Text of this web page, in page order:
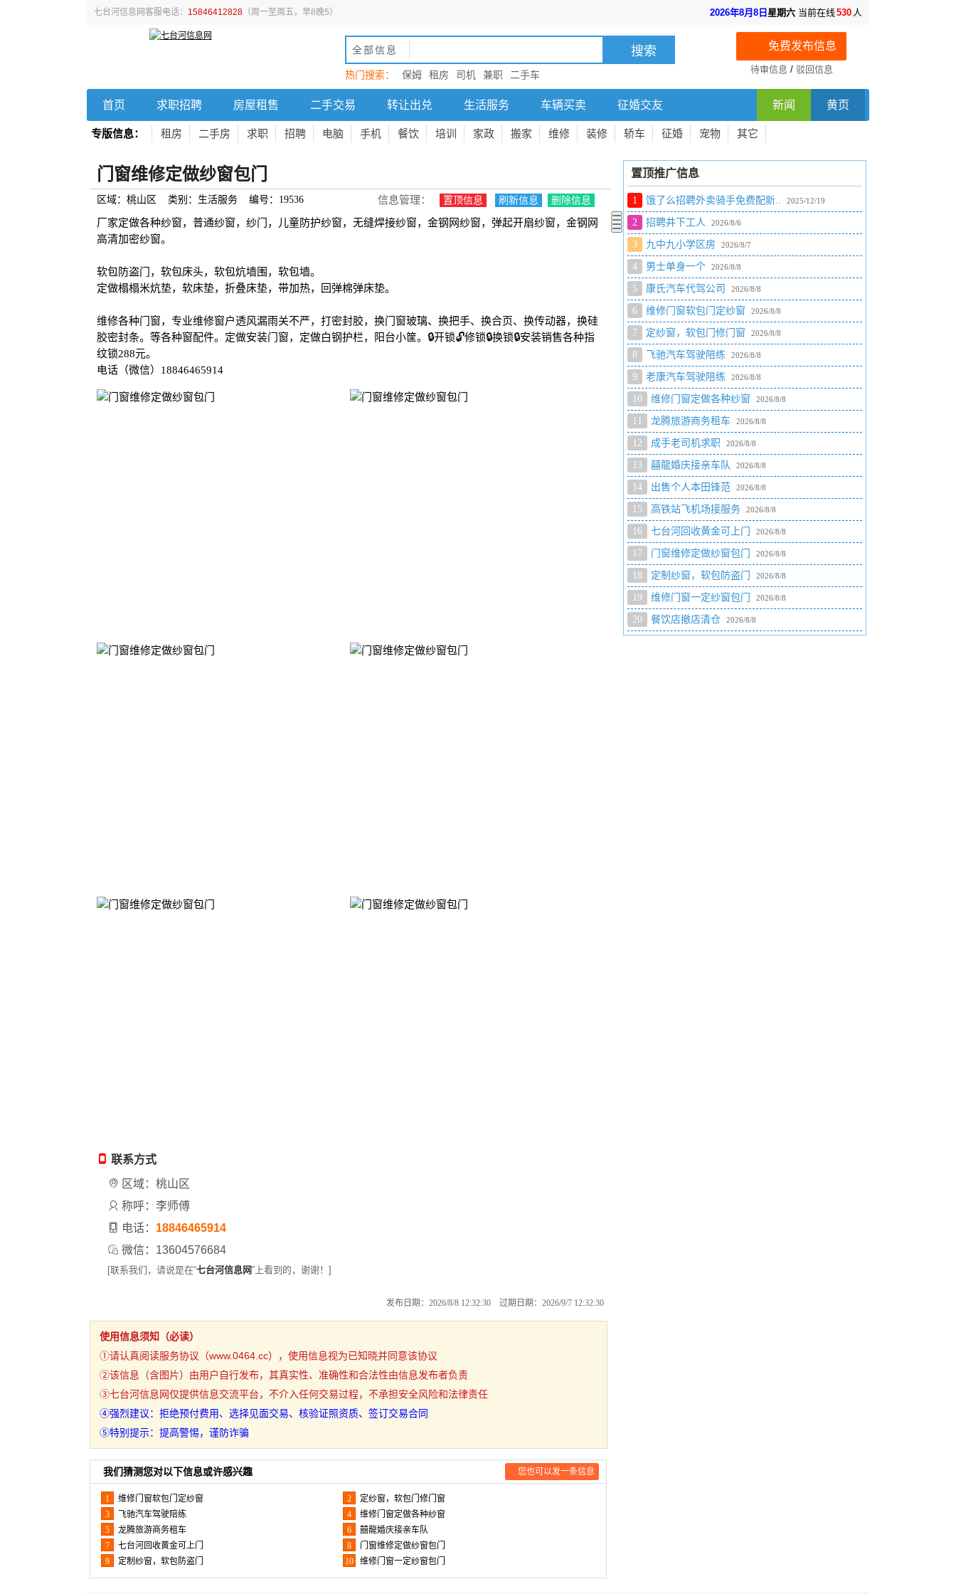
七台河信息网客服电话： 15846412828 （周一至周五，早8晚5） 2026年8月8日 星期六 当前在线530 人
全部信息
热门搜索： 保姆 租房 司机 兼职 二手车
免费发布信息
待审信息 / 驳回信息
首页 求职招聘 房屋租售 二手交易 转让出兑 生活服务 车辆买卖 征婚交友 黄页
新闻
专版信息： 租房 二手房 求职 招聘 电脑 手机 餐饮 培训 家政 搬家 维修 装修 轿车 征婚 宠物 其它
门窗维修定做纱窗包门
区域：桃山区 类别：生活服务 编号：19536 信息管理： 置顶信息 刷新信息 删除信息
厂家定做各种纱窗，普通纱窗，纱门，儿童防护纱窗，无缝焊接纱窗，金钢网纱窗，弹起开扇纱窗，金钢网
高清加密纱窗。
软包防盗门，软包床头，软包炕墙围，软包墙。
定做榻榻米炕垫，软床垫，折叠床垫，带加热，回弹棉弹床垫。
维修各种门窗，专业维修窗户透风漏雨关不严，打密封胶，换门窗玻璃、换把手、换合页、换传动器，换硅
胶密封条。等各种窗配件。定做安装门窗，定做白钢护栏，阳台小筐。🔒开锁🔓修锁🔒换锁🔒安装销售各种指
纹锁288元。
电话（微信）18846465914
联系方式
区域：桃山区
称呼：李师傅
电话： 18846465914
微信：13604576684
[联系我们，请说是在“七台河信息网”上看到的，谢谢！]
发布日期：2026/8/8 12:32:30 过期日期：2026/9/7 12:32:30
使用信息须知（必读）
①请认真阅读服务协议（www.0464.cc），使用信息视为已知晓并同意该协议
②该信息（含图片）由用户自行发布，其真实性、准确性和合法性由信息发布者负责
③七台河信息网仅提供信息交流平台，不介入任何交易过程，不承担安全风险和法律责任
④强烈建议：拒绝预付费用、选择见面交易、核验证照资质、签订交易合同
⑤特别提示：提高警惕，谨防诈骗
您也可以发一条信息
我们猜测您对以下信息或许感兴趣
1 维修门窗软包门定纱窗 2
定纱窗，软包门修门窗
3
飞驰汽车驾驶陪练 4
维修门窗定做各种纱窗
5
龙腾旅游商务租车 6
囍龍婚庆接亲车队
7
七台河回收黄金可上门 8
门窗维修定做纱窗包门
9
定制纱窗，软包防盗门 10 维修门窗一定纱窗包门
置顶推广信息
1 饿了么招聘外卖骑手免费配新.. 2025/12/19
2 招聘井下工人 2026/8/6
3 九中九小学区房 2026/8/7
4 男士单身一个 2026/8/8
5 康氏汽车代驾公司 2026/8/8
6 维修门窗软包门定纱窗 2026/8/8
7 定纱窗，软包门修门窗 2026/8/8
8 飞驰汽车驾驶陪练 2026/8/8
9 老康汽车驾驶陪练 2026/8/8
10 维修门窗定做各种纱窗 2026/8/8
11 龙腾旅游商务租车 2026/8/8
12 成手老司机求职 2026/8/8
13 囍龍婚庆接亲车队 2026/8/8
14 出售个人本田锋范 2026/8/8
15 高铁站飞机场接服务 2026/8/8
16 七台河回收黄金可上门 2026/8/8
17 门窗维修定做纱窗包门 2026/8/8
18 定制纱窗，软包防盗门 2026/8/8
19 维修门窗一定纱窗包门 2026/8/8
20 餐饮店撤店清仓 2026/8/8